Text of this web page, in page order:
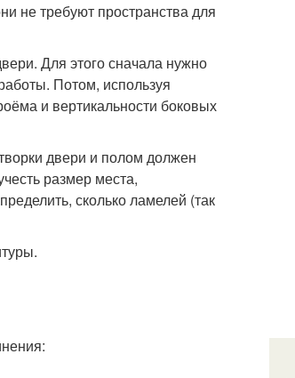
не требуют пространства для
Для этого сначала нужно
Потом, используя
и вертикальности боковых
двери и полом должен
размер места,
сколько ламелей (так